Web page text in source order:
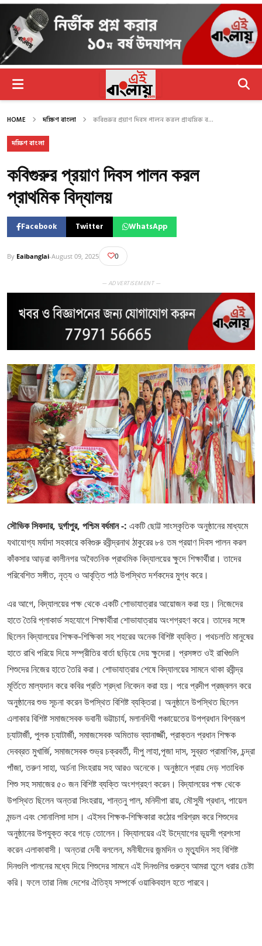
HOME দক্ষিণ বাংলা কবিগুরুর প্রয়াণ দিবস পালন করল প্রাথমিক ব...
দক্ষিণ বাংলা
কবিগুরুর প্রয়াণ দিবস পালন করল
প্রাথমিক বিদ্যালয়
Facebook Twitter WhatsApp
By Eaibanglai-August 09, 2025 0
— ADVERTISEMENT —
সৌভিক সিকদার, দুর্গাপুর, পশ্চিম বর্ধমান -: একটি ছোট্ট সাংস্কৃতিক অনুষ্ঠানের মাধ্যমে
যথাযোগ্য মর্যাদা সহকারে কবিগুরু রবীন্দ্রনাথ ঠাকুরের ৮৪ তম প্রয়াণ দিবস পালন করল
কাঁকসার আড়রা কালীনগর অবৈতনিক প্রাথমিক বিদ্যালয়ের ক্ষুদে শিক্ষার্থীরা। তাদের
পরিবেশিত সঙ্গীত, নৃত্য ও আবৃত্তি পাঠ উপস্থিত দর্শকদের মুগ্ধ করে।
এর আগে, বিদ্যালয়ের পক্ষ থেকে একটি শোভাযাত্রার আয়োজন করা হয়। নিজেদের
হাতে তৈরি প্লাকার্ড সহযোগে শিক্ষার্থীরা শোভাযাত্রায় অংশগ্রহণ করে। তাদের সঙ্গে
ছিলেন বিদ্যালয়ের শিক্ষক-শিক্ষিকা সহ শহরের অনেক বিশিষ্ট ব্যক্তি। পথচলতি মানুষের
হাতে রাখি পরিয়ে দিয়ে সম্প্রীতির বার্তা ছড়িয়ে দেয় ক্ষুদেরা। প্রসঙ্গত ওই রাখিগুলি
শিশুদের নিজের হাতে তৈরি করা। শোভাযাত্রার শেষে বিদ্যালয়ের সামনে থাকা রবীন্দ্র
মূর্তিতে মাল্যদান করে কবির প্রতি শ্রদ্ধা নিবেদন করা হয়। পরে প্রদীপ প্রজ্বলন করে
অনুষ্ঠানের শুভ সূচনা করেন উপস্থিত বিশিষ্ট ব্যক্তিরা। অনুষ্ঠানে উপস্থিত ছিলেন
এলাকার বিশিষ্ট সমাজসেবক ভবানী ভট্টাচার্য, মলানদিঘী পঞ্চায়েতের উপপ্রধান বিশ্বরূপ
চ্যাটার্জী, পুলক চ্যাটার্জী, সমাজসেবক অমিতাভ ব্যানার্জ্জী, প্রাক্তন প্রধান শিক্ষক
দেবব্রত মুখার্জি, সমাজসেবক শুভ্র চক্রবর্তী, দীপু লাহা,পূজা দাস, সুব্রত প্রামাণিক, চন্দ্রা
পাঁজা, তরুণ সাহা, অর্চনা সিংহরায় সহ আরও অনেকে। অনুষ্ঠানে প্রায় দেড় শতাধিক
শিশু সহ সমাজের ৫০ জন বিশিষ্ট ব্যক্তি অংশগ্রহণ করেন। বিদ্যালয়ের পক্ষ থেকে
উপস্থিত ছিলেন অন্তরা সিংহরায়, শান্তনু পাল, মনিদীপা রায়, মৌসুমী প্রধান, পায়েল
মন্ডল এবং সোনালিসা দাস। এইসব শিক্ষক-শিক্ষিকারা কঠোর পরিশ্রম করে শিশুদের
অনুষ্ঠানের উপযুক্ত করে গড়ে তোলেন। বিদ্যালয়ের এই উদ্যোগের ভূয়সী প্রশংসা
করেন এলাকাবাসী। অন্তরা দেবী বললেন, মনীষীদের জন্মদিন ও মৃত্যুদিন সহ বিশিষ্ট
দিনগুলি পালনের মধ্যে দিয়ে শিশুদের সামনে এই দিনগুলির গুরুত্ব আমরা তুলে ধরার চেষ্টা
করি। ফলে তারা নিজ দেশের ঐতিহ্য সম্পর্কে ওয়াকিবহাল হতে পারবে।